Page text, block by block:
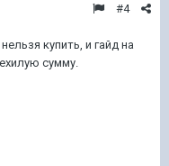
#4
купить, и гайд на
сумму.